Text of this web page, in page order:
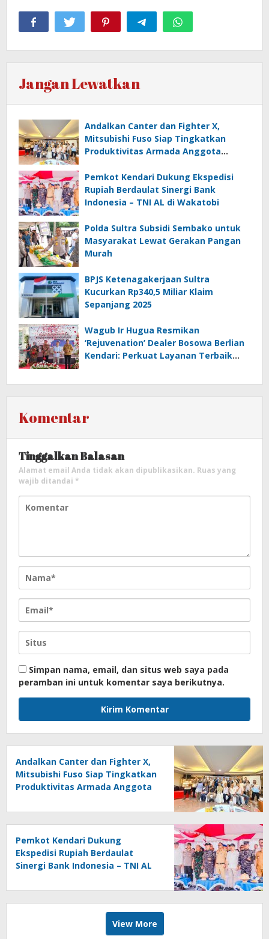
Jangan Lewatkan
Andalkan Canter dan Fighter X,
Mitsubishi Fuso Siap Tingkatkan
Produktivitas Armada Anggota
Pemkot Kendari Dukung Ekspedisi
Rupiah Berdaulat Sinergi Bank
Indonesia – TNI AL di Wakatobi
Polda Sultra Subsidi Sembako untuk
Masyarakat Lewat Gerakan Pangan
Murah
BPJS Ketenagakerjaan Sultra
Kucurkan Rp340,5 Miliar Klaim
Sepanjang 2025
Wagub Ir Hugua Resmikan
‘Rejuvenation’ Dealer Bosowa Berlian
Kendari: Perkuat Layanan Terbaik
Komentar
Tinggalkan Balasan
Alamat email Anda tidak akan dipublikasikan. Ruas yang
wajib ditandai *
Simpan nama, email, dan situs web saya pada
peramban ini untuk komentar saya berikutnya.
Andalkan Canter dan Fighter X,
Mitsubishi Fuso Siap Tingkatkan
Produktivitas Armada Anggota
Pemkot Kendari Dukung
Ekspedisi Rupiah Berdaulat
Sinergi Bank Indonesia – TNI AL
View More